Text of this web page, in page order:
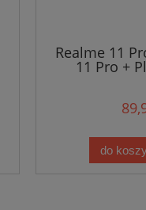
Realme 11
11 Pro +
do